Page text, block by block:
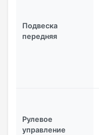
Подвеска
передняя
Рулевое
управление